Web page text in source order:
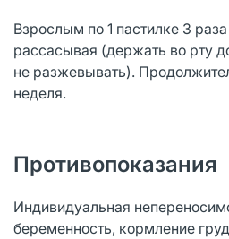
Взрослым по 1 пастилке 3
рассасывая (держать во рту
не разжевывать).
неделя.
Противопоказания
Индивидуальная
беременность, кормление